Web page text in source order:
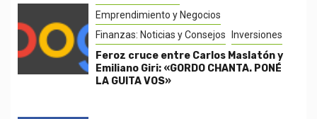
Emprendimiento y Negocios
Finanzas: Noticias y Consejos
Inversiones
Feroz cruce entre Carlos Maslatón y
Emiliano Giri: «GORDO CHANTA. PONÉ
LA GUITA VOS»